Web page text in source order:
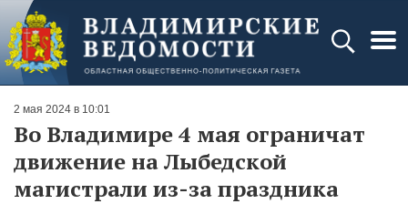
2 мая 2024 в 10:01
Во Владимире 4 мая ограничат
движение на Лыбедской
магистрали из-за праздника